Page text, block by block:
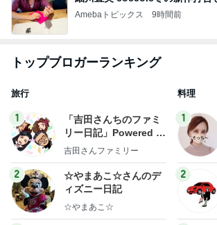
Amebaトピックス 9時間前
トップブロガーランキング
旅行
1
「吉田さんちのファミ
リー日記」Powered b
y Ameba 吉田さんファ
ログ
吉田さんファミリー
2
☆やまあこ☆さんのデ
ィズニー日記
☆やまあこ☆
料理
1
2